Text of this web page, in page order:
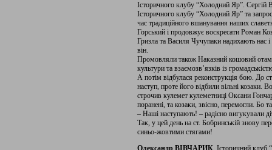
Історичного клубу “Холодний Яр”. Сергій
Історичного клубу “Холодний Яр” та
час традиційного вшанування наших
Горський і продовжує воскресати Роман
Гризла та Василя Чучупаки надихають нас
він.
Промовляли також Наказний кошовий
культури та взаємозв’язків із
А потім відбулася реконструкція бою. До
наступ, проте його відбили вільні козаки.
строчив кулемет кулеметниці Оксани
поранені, та козаки, звісно, перемогли. Бо
– Наші наступають! – радісно вигукували
Так, у цей день на ст. Бобринській знову
синьо-жовтими стягами!
Олександр ВІВЧАРИК , Історичний